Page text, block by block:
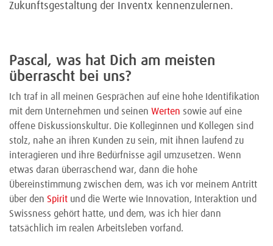
Zukunftsgestaltung der Inventx kennenzulernen.
Pascal, was hat Dich am meisten
überrascht bei uns?
Ich traf in all meinen Gesprächen auf eine hohe Identifikation
mit dem Unternehmen und seinen Werten sowie auf eine
offene Diskussionskultur. Die Kolleginnen und Kollegen sind
stolz, nahe an ihren Kunden zu sein, mit ihnen laufend zu
interagieren und ihre Bedürfnisse agil umzusetzen. Wenn
etwas daran überraschend war, dann die hohe
Übereinstimmung zwischen dem, was ich vor meinem Antritt
über den Spirit und die Werte wie Innovation, Interaktion und
Swissness gehört hatte, und dem, was ich hier dann
tatsächlich im realen Arbeitsleben vorfand.